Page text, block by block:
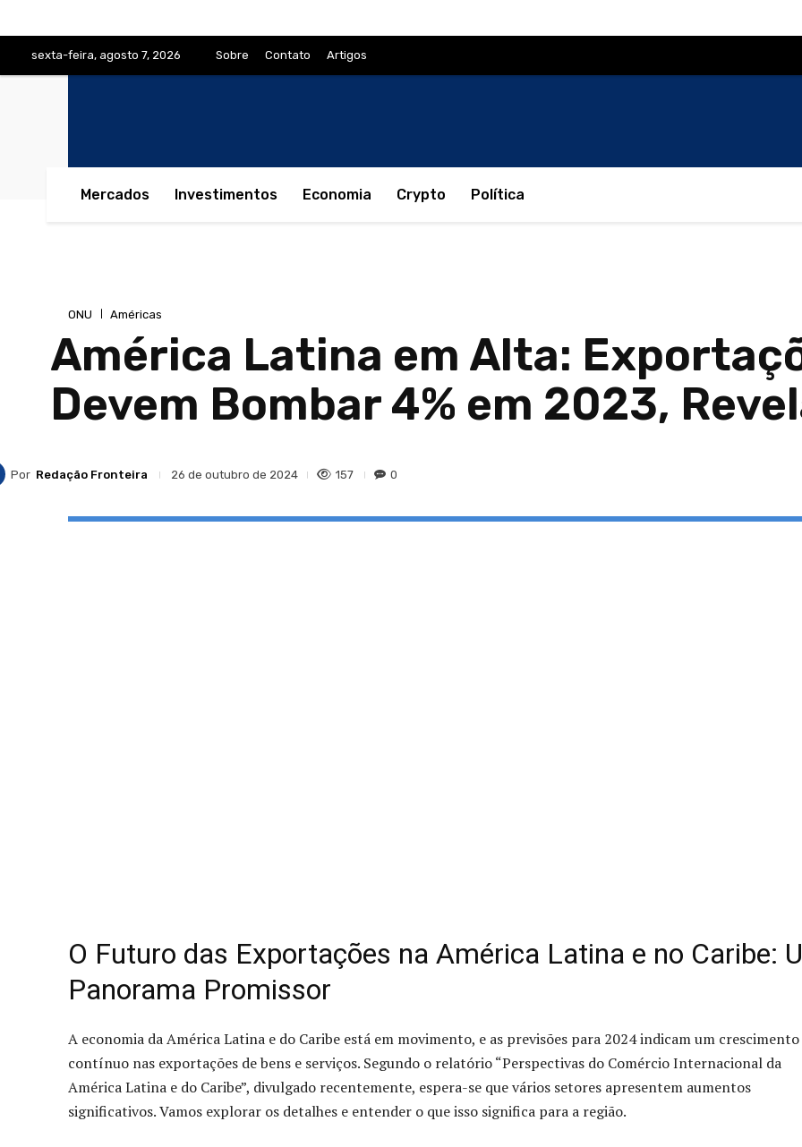
sexta-feira, agosto 7, 2026 Sobre Contato Artigos
Mercados Investimentos Economia Crypto Política
ONU Américas
América Latina em Alta:
Devem Bombar 4% em 2023,
Por Redação Fronteira 26 de outubro de 2024 157 0
O Futuro das Exportações na América Latina e no Caribe:
Panorama Promissor
A economia da América Latina e do Caribe está em movimento, e as previsões para 2024 indicam um crescimento
contínuo nas exportações de bens e serviços. Segundo o relatório “Perspectivas do Comércio Internacional da
América Latina e do Caribe”, divulgado recentemente, espera-se que vários setores apresentem aumentos
significativos. Vamos explorar os detalhes e entender o que isso significa para a região.